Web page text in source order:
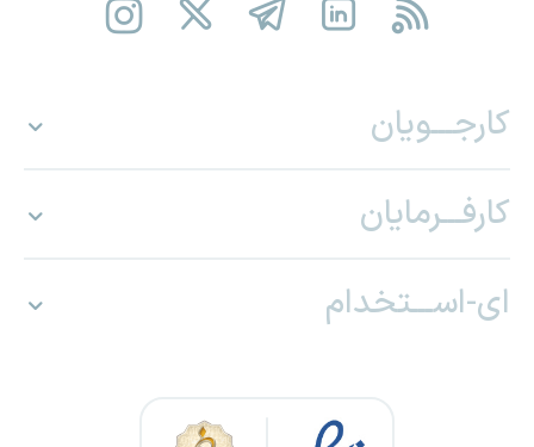
کارجـــویان
کارفـــرمایان
ای-اســـتخدام